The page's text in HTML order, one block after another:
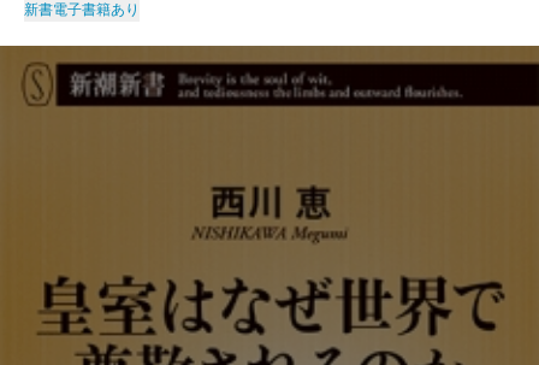
新書電子書籍あり